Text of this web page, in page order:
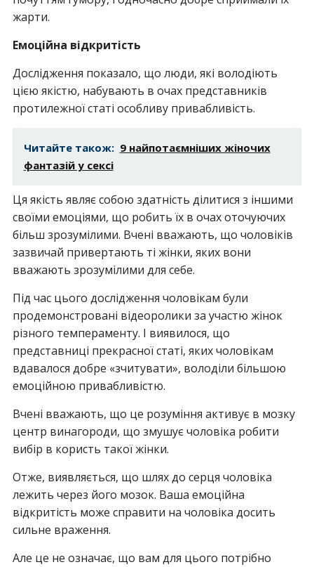
жарти.
Емоційна відкритість
Дослідження показало, що люди, які володіють
цією якістю, набувають в очах представників
протилежної статі особливу привабливість.
Читайте також: 9 найпотаємніших жіночих
фантазій у сексі
Ця якість являє собою здатність ділитися з іншими
своїми емоціями, що робить їх в очах оточуючих
більш зрозумілими. Вчені вважають, що чоловіків
зазвичай привертають ті жінки, яких вони
вважають зрозумілими для себе.
Під час цього дослідження чоловікам були
продемонстровані відеоролики за участю жінок
різного темпераменту. І виявилося, що
представниці прекрасної статі, яких чоловікам
вдавалося добре «зчитувати», володіли більшою
емоційною привабливістю.
Вчені вважають, що це розуміння активує в мозку
центр винагороди, що змушує чоловіка робити
вибір в користь такої жінки.
Отже, виявляється, що шлях до серця чоловіка
лежить через його мозок. Ваша емоційна
відкритість може справити на чоловіка досить
сильне враження.
Але це не означає, що вам для цього потрібно